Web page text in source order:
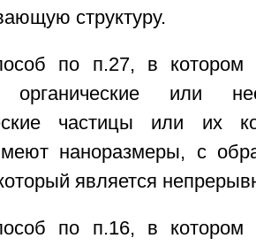
структуру.
по п.27, в котором
органические или
частицы или их
наноразмеры, с
является
по п.16, в котором